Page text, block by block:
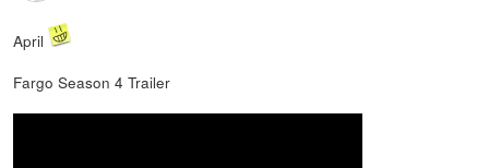
April
Fargo Season 4 Trailer